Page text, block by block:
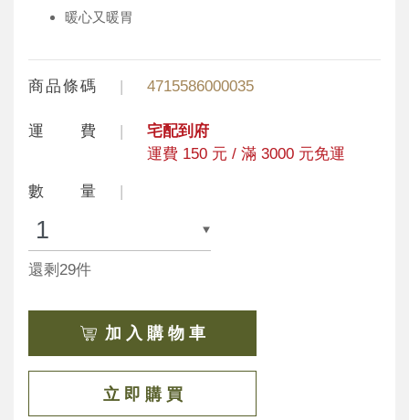
暖心又暖胃
商品條碼 4715586000035
運 費
宅配到府
運費 150 元 / 滿 3000 元免運
數 量
還剩29件
加 入 購 物 車
立 即 購 買